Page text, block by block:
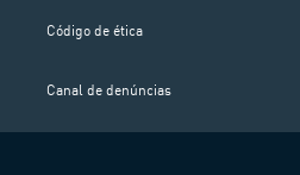
Código de ética
Canal de denúncias